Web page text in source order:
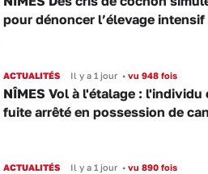
pour dénoncer l’élevage intensif
ACTUALITÉS Il y a 1 jour •vu 948 fois
NÎMES Vol à l'étalage : l'individu
fuite arrêté en possession de
ACTUALITÉS Il y a 1 jour •vu 890 fois